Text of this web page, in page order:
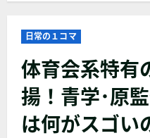
日常の１コマ
体育会系特有
揚！青学･原
は何がスゴ